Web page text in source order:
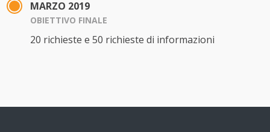
MARZO 2019
OBIETTIVO FINALE
20 richieste e 50 richieste di informazioni